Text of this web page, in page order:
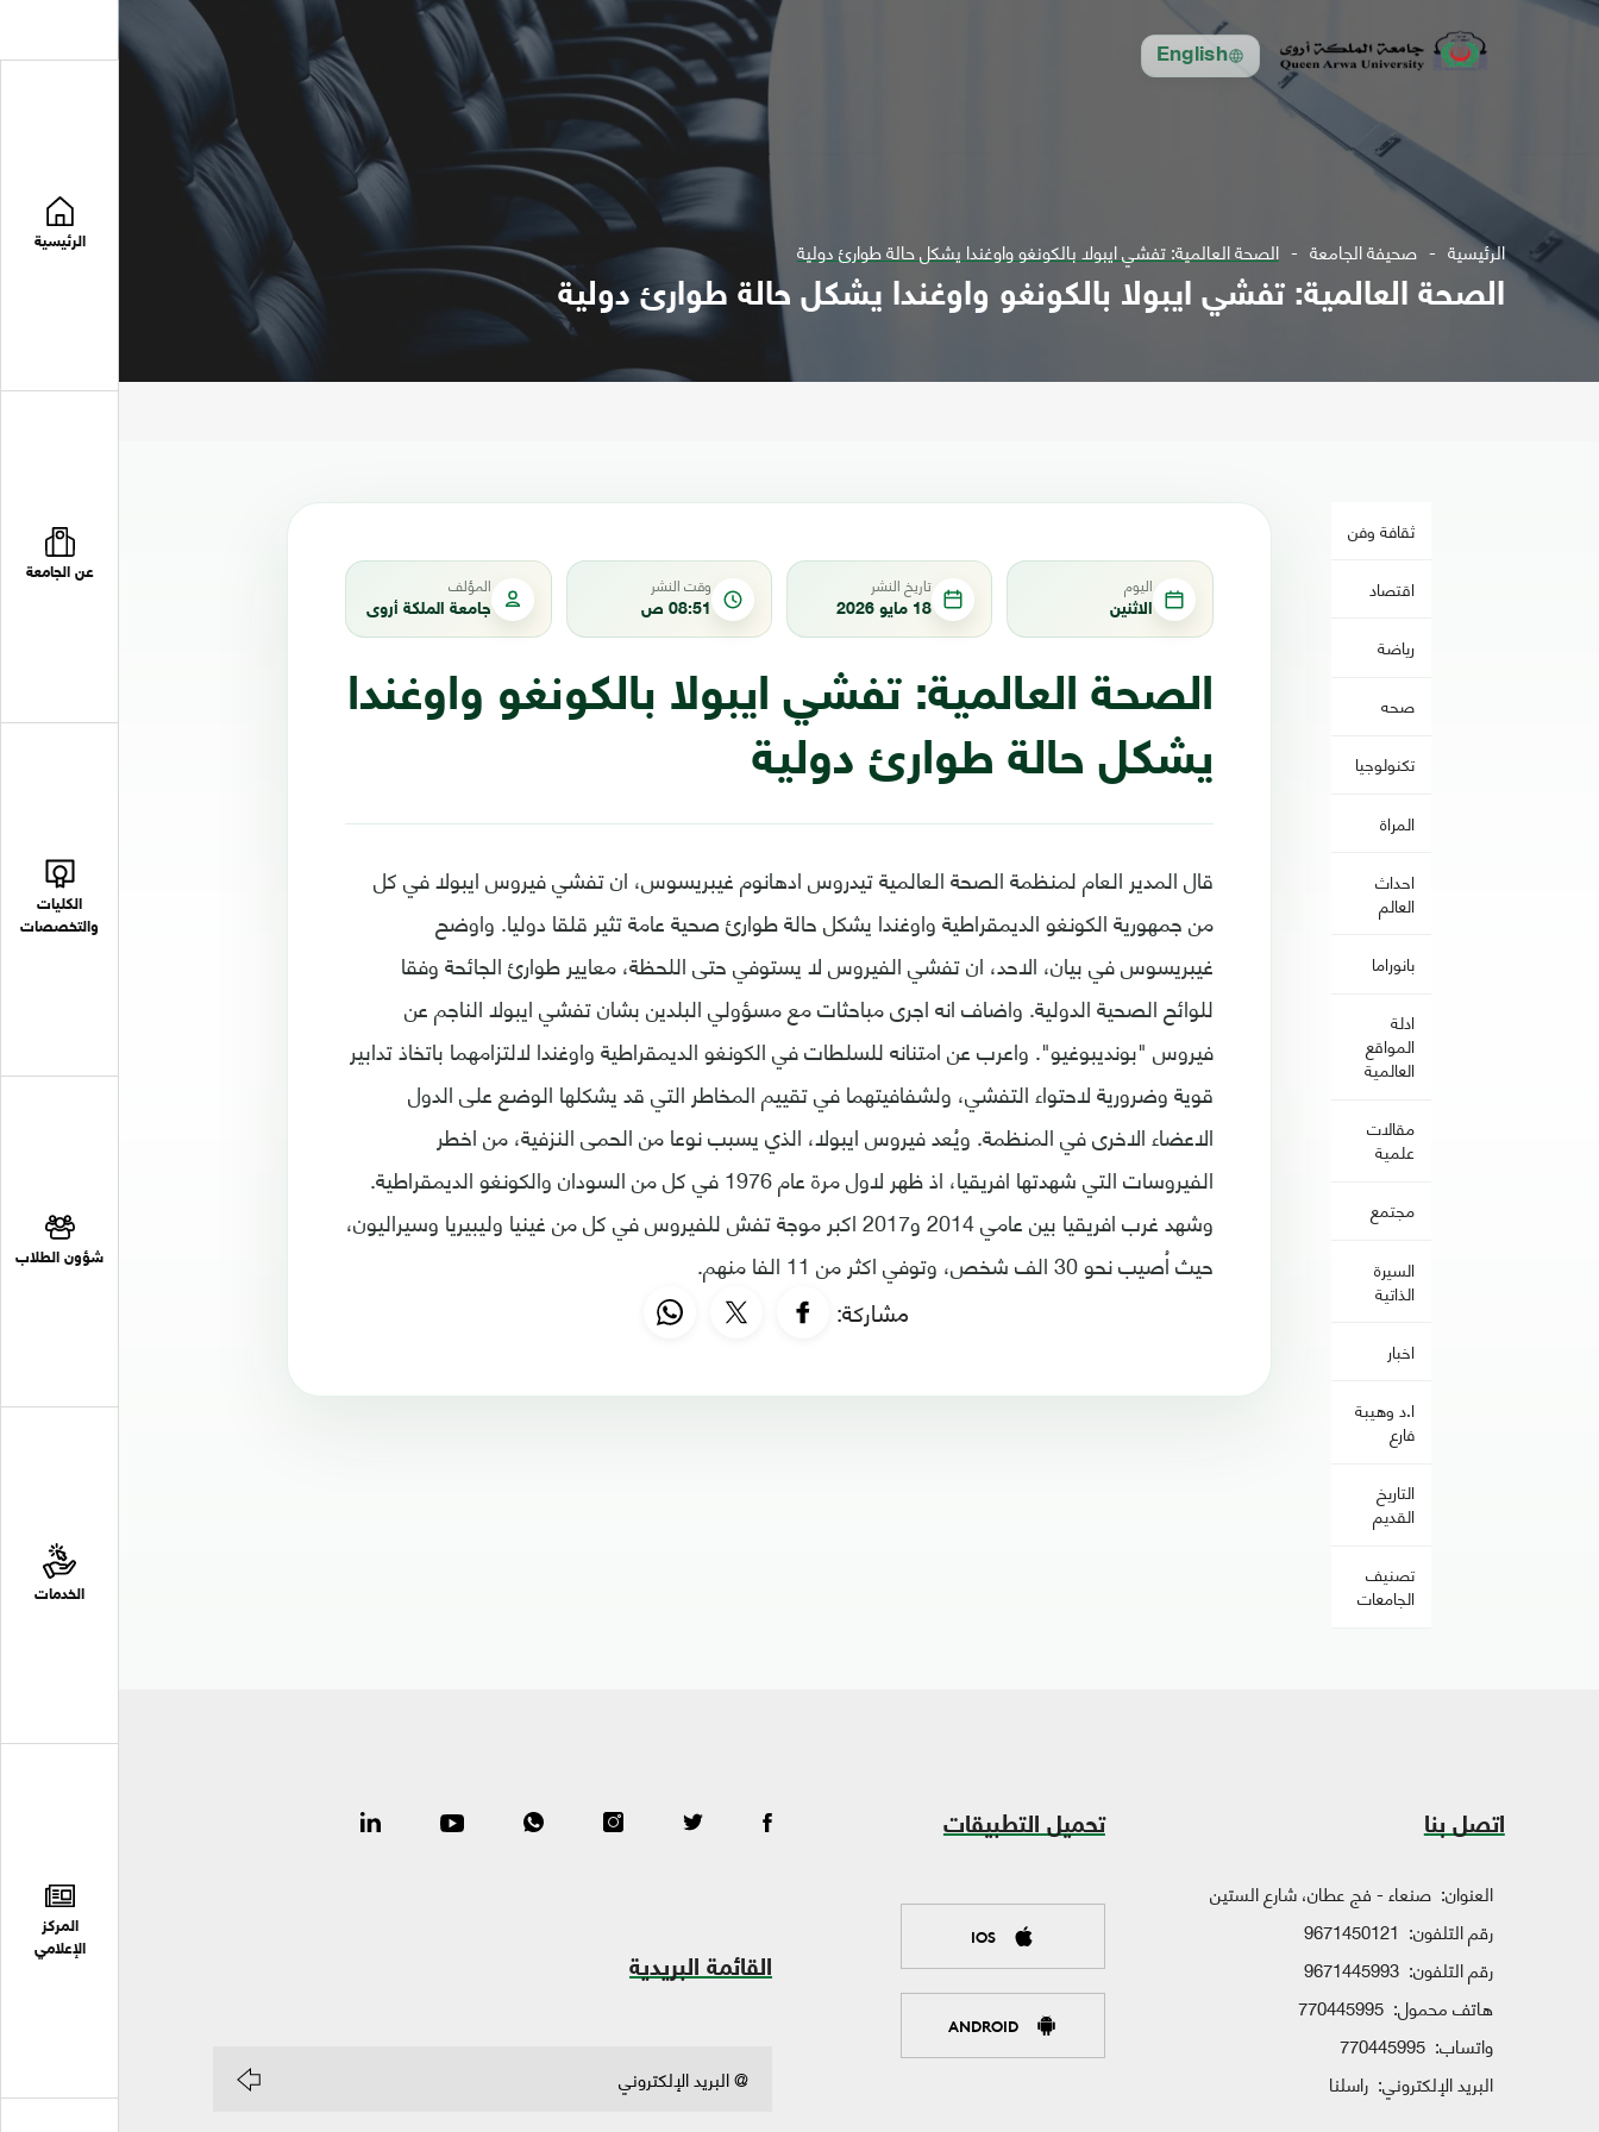
English
الرئيسية
عن الجامعة
الكليات
والتخصصات
شؤون الطلاب
الخدمات
المركز
الإعلامي
الرئيسية صحيفة الجامعة الصحة العالمية: تفشي ايبولا بالكونغو واوغندا يشكل حالة طوارئ دولية
الصحة العالمية: تفشي ايبولا بالكونغو واوغندا يشكل حالة طوارئ دولية
ثقافة وفن
اقتصاد
رياضة
صحه
تكنولوجيا
المراة
احداث
العالم
بانوراما
ادلة
المواقع
العالمية
مقالات
علمية
مجتمع
السيرة
الذاتية
اخبار
ا.د وهيبة
فارع
التاريخ
القديم
تصنيف
الجامعات
اليوم
الاثنين
تاريخ النشر
18 مايو 2026
وقت النشر
08:51 ص
المؤلف
جامعة الملكة أروى
الصحة العالمية: تفشي ايبولا بالكونغو واوغندا
يشكل حالة طوارئ دولية
قال المدير العام لمنظمة الصحة العالمية تيدروس ادهانوم غيبريسوس، ان تفشي فيروس ايبولا في كل
من جمهورية الكونغو الديمقراطية واوغندا يشكل حالة طوارئ صحية عامة تثير قلقا دوليا. واوضح
غيبريسوس في بيان، الاحد، ان تفشي الفيروس لا يستوفي حتى اللحظة، معايير طوارئ الجائحة وفقا
للوائح الصحية الدولية. واضاف انه اجرى مباحثات مع مسؤولي البلدين بشان تفشي ايبولا الناجم عن
فيروس "بونديبوغيو". واعرب عن امتنانه للسلطات في الكونغو الديمقراطية واوغندا لالتزامهما باتخاذ تدابير
قوية وضرورية لاحتواء التفشي، ولشفافيتهما في تقييم المخاطر التي قد يشكلها الوضع على الدول
الاعضاء الاخرى في المنظمة. ويُعد فيروس ايبولا، الذي يسبب نوعا من الحمى النزفية، من اخطر
الفيروسات التي شهدتها افريقيا، اذ ظهر لاول مرة عام 1976 في كل من السودان والكونغو الديمقراطية.
وشهد غرب افريقيا بين عامي 2014 و2017 اكبر موجة تفش للفيروس في كل من غينيا وليبيريا وسيراليون،
حيث اُصيب نحو 30 الف شخص، وتوفي اكثر من 11 الفا منهم.
مشاركة:
اتصل بنا
العنوان: صنعاء - فج عطان، شارع الستين
رقم التلفون: 9671450121
رقم التلفون: 9671445993
هاتف محمول: 770445995
واتساب: 770445995
البريد الإلكتروني: راسلنا
تحميل التطبيقات
IOS
ANDROID
القائمة البريدية